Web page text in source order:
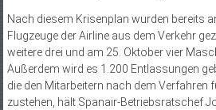
Nach diesem Krisenplan wurden bereits
Flugzeuge der Airline aus dem Verkehr
weitere drei und am 25. Oktober vier
Außerdem wird es 1.200 Entlassungen
die den Mitarbeitern nach dem Verfahren
zustehen, hält Span­air-Betriebsratschef